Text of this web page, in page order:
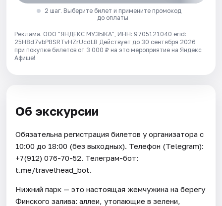
2 шаг. Выберите билет и примените промокод
до оплаты
Реклама. ООО "ЯНДЕКС МУЗЫКА", ИНН: 9705121040 erid:
25H8d7vbP8SRTvHZrUcdLB Действует до 30 сентября 2026
при покупке билетов от 3 000 ₽ на это мероприятие на Яндекс
Афише!
Об экскурсии
Обязательна регистрация билетов у организатора c
10:00 до 18:00 (без выходных). Телефон (Telegram):
+7(912) 076-70-52. Телеграм-бот:
t.me/travelhead_bot.
Нижний парк — это настоящая жемчужина на берегу
Финского залива: аллеи, утопающие в зелени,